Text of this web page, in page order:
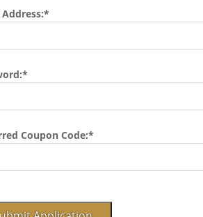
Address:*
Coupon Code:*